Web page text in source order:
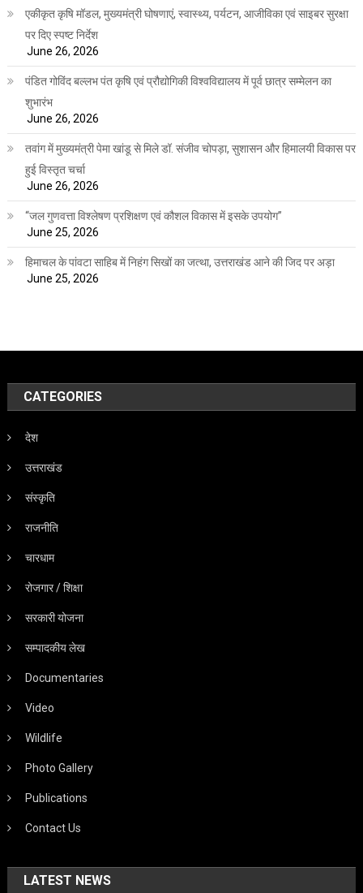
एकीकृत कृषि मॉडल, मुख्यमंत्री घोषणाएं, स्वास्थ्य, पर्यटन, आजीविका एवं साइबर सुरक्षा
पर दिए स्पष्ट निर्देश
June 26, 2026
पंडित गोविंद बल्लभ पंत कृषि एवं प्रौद्योगिकी विश्वविद्यालय में पूर्व छात्र सम्मेलन का
शुभारंभ
June 26, 2026
तवांग में मुख्यमंत्री पेमा खांडू से मिले डॉ. संजीव चोपड़ा, सुशासन और हिमालयी विकास पर
हुई विस्तृत चर्चा
June 26, 2026
“जल गुणवत्ता विश्लेषण प्रशिक्षण एवं कौशल विकास में इसके उपयोग”
June 25, 2026
हिमाचल के पांवटा साहिब में निहंग सिखों का जत्था, उत्तराखंड आने की जिद पर अड़ा
June 25, 2026
CATEGORIES
देश
उत्तराखंड
संस्कृति
राजनीति
चारधाम
रोजगार / शिक्षा
सरकारी योजना
सम्पादकीय लेख
Documentaries
Video
Wildlife
Photo Gallery
Publications
Contact Us
LATEST NEWS